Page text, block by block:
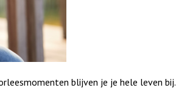
blijven je je hele leven bij.